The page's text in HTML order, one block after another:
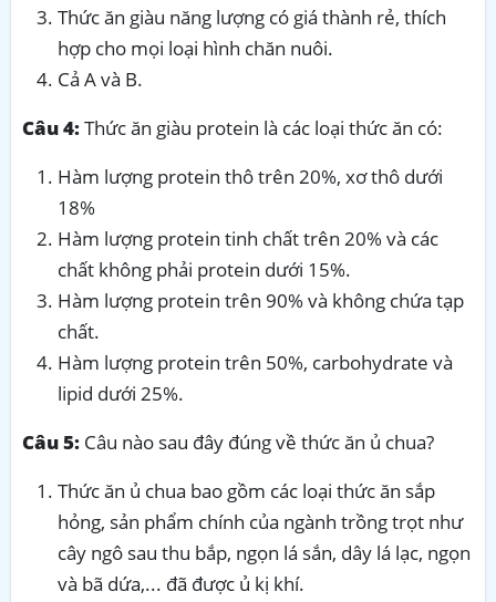
Thức ăn giàu năng lượng có giá thành rẻ, thích
hợp cho mọi loại hình chăn nuôi.
Cả A và B.
Câu 4:Thức ăn giàu protein là các loại thức ăn có:
Hàm lượng protein thô trên 20%, xơ thô dưới
18%
Hàm lượng protein tinh chất trên 20% và các
chất không phải protein dưới 15%.
Hàm lượng protein trên 90% và không chứa tạp
chất.
Hàm lượng protein trên 50%, carbohydrate và
lipid dưới 25%.
Câu 5: Câu nào sau đây đúng về thức ăn ủ chua?
Thức ăn ủ chua bao gồm các loại thức ăn sắp
hỏng, sản phẩm chính của ngành trồng trọt như
cây ngô sau thu bắp, ngọn lá sắn, dây lá lạc, ngọn
và bã dứa,... đã được ủ kị khí.